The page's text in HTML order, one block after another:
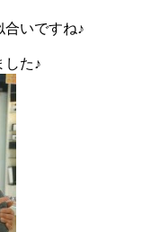
いですね♪
した♪